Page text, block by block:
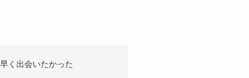
く出会いたかった